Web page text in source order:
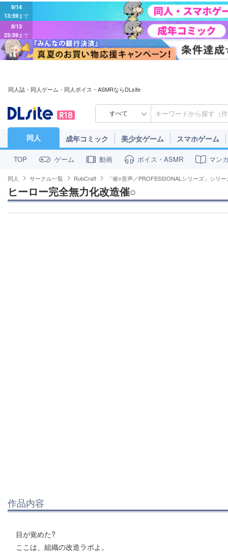
9/14
13:59まで
8/13
23:59まで
同人誌・同人ゲーム・同人ボイス・ASMRならDLsite
すべて
同人 成年コミック 美少女ゲーム スマホゲーム
TOP ゲーム 動画 ボイス・ASMR マン
同人 サークル一覧 RubCraft 「催○音声／PROFESSIONALシリーズ」シリー
ヒーロー完全無力化改造催○
作品内容
目が覚めた?
ここは、組織の改造ラボよ。